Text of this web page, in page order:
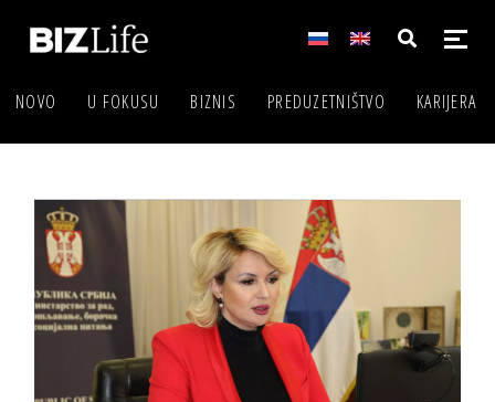
NOVO U FOKUSU BIZNIS PREDUZETNIŠTVO KARIJERA